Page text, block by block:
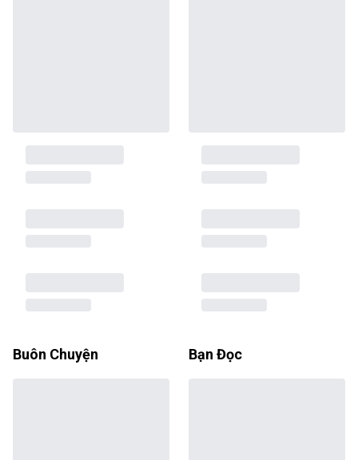
Buôn Chuyện Bạn Đọc